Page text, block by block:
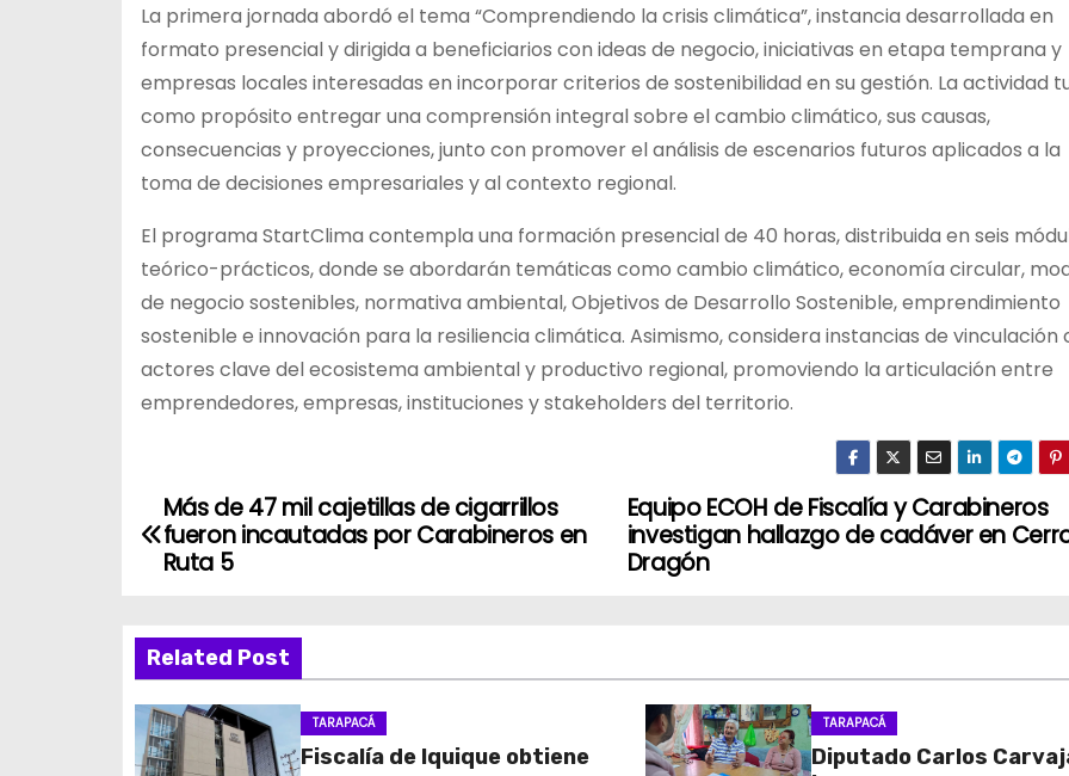
La primera jornada abordó el tema “Comprendiendo la crisis climática”, instancia desarrollada en
formato presencial y dirigida a beneficiarios con ideas de negocio, iniciativas en etapa temprana y
empresas locales interesadas en incorporar criterios de sostenibilidad en su gestión. La actividad
como propósito entregar una comprensión integral sobre el cambio climático, sus causas,
consecuencias y proyecciones, junto con promover el análisis de escenarios futuros aplicados a la
toma de decisiones empresariales y al contexto regional.
El programa StartClima contempla una formación presencial de 40 horas, distribuida en seis
teórico-prácticos, donde se abordarán temáticas como cambio climático, economía circular,
de negocio sostenibles, normativa ambiental, Objetivos de Desarrollo Sostenible, emprendimiento
sostenible e innovación para la resiliencia climática. Asimismo, considera instancias de vinculación
actores clave del ecosistema ambiental y productivo regional, promoviendo la articulación entre
emprendedores, empresas, instituciones y stakeholders del territorio.
N
e
g
Equipo ECOH de Fiscalía y Carabineros
investigan hallazgo de cadáver en
Dragón
Más de 47 mil cajetillas de cigarrillos
fueron incautadas por Carabineros en
Ruta 5
Related Post
TARAPACÁ
Fiscalía de Iquique obtiene
TARAPACÁ
Diputado Carlos